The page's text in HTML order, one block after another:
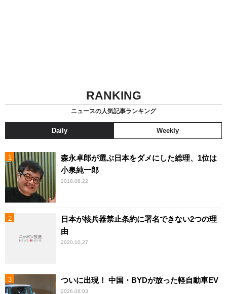
RANKING
ニュースの人気記事ランキング
Daily Weekly
森永卓郎が選ぶ日本をダメにした総理、1位は
小泉純一郎
2018.08.22
日本が核兵器禁止条約に署名できない2つの理
由
2020.10.27
ついに出現！ 中国・BYDが放った軽自動車EV
2026.08.03